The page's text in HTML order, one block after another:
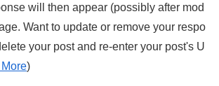
will then appear (possibly after mod
Want to update or remove your respo
your post and re-enter your post's U
)